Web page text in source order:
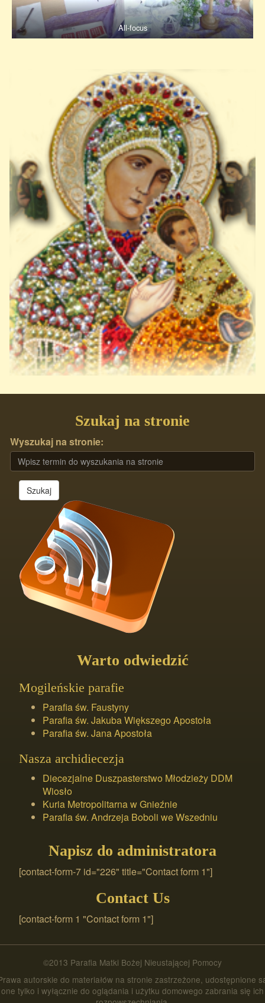
All-focus
Szukaj na stronie
Wyszukaj na stronie:
Szukaj
Warto odwiedzić
Mogileńskie parafie
Parafia św. Faustyny
Parafia św. Jakuba Większego Apostoła
Parafia św. Jana Apostoła
Nasza archidiecezja
Diecezjalne Duszpasterstwo Młodzieży DDM
Wiosło
Kuria Metropolitarna w Gnieźnie
Parafia św. Andrzeja Boboli we Wszedniu
Napisz do administratora
[contact-form-7 id="226" title="Contact form 1"]
Contact Us
[contact-form 1 "Contact form 1"]
©2013 Parafia Matki Bożej Nieustającej Pomocy
autorskie do materiałów na stronie zastrzeżone, udostępnione
one tylko i wyłącznie do oglądania i użytku domowego zabrania się ich